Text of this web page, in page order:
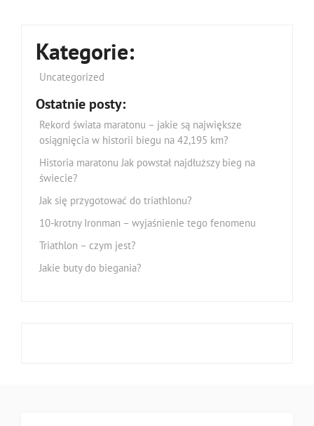
Kategorie:
Uncategorized
Ostatnie posty:
Rekord świata maratonu – jakie są największe
osiągnięcia w historii biegu na 42,195 km?
Historia maratonu Jak powstał najdłuższy bieg na
świecie?
Jak się przygotować do triathlonu?
10-krotny Ironman – wyjaśnienie tego fenomenu
Triathlon – czym jest?
Jakie buty do biegania?